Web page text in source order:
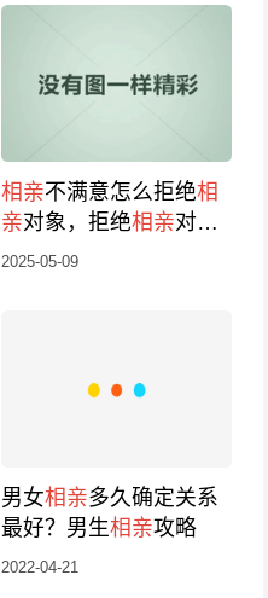
相亲不满意怎么拒绝相
亲对象，拒绝相亲对象
需要注意什么？
2025-05-09
男女相亲多久确定关系
最好？男生相亲攻略
2022-04-21